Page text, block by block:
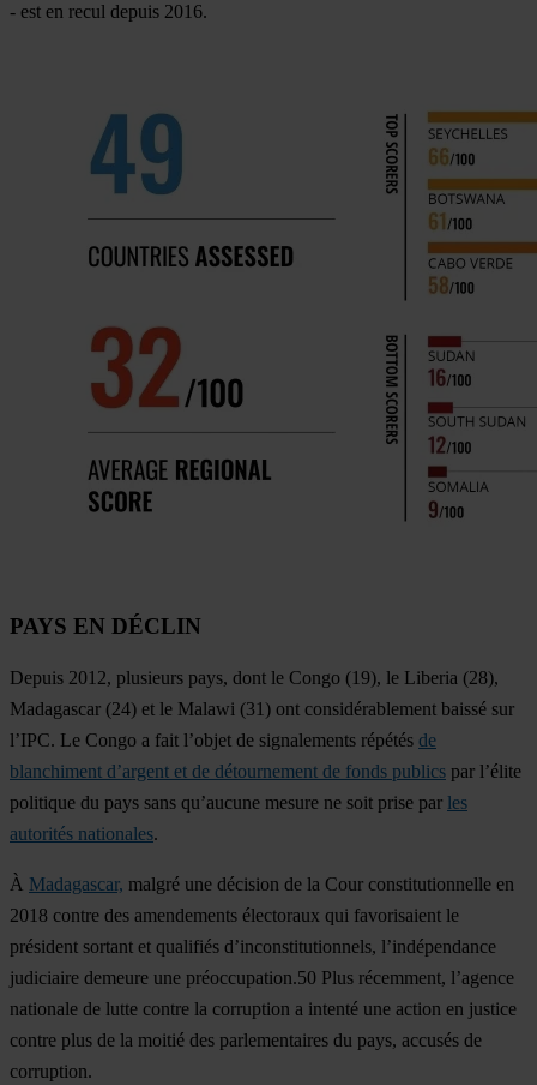
- est en recul depuis 2016.
PAYS EN DÉCLIN
Depuis 2012, plusieurs pays, dont le Congo (19), le Liberia (28),
Madagascar (24) et le Malawi (31) ont considérablement baissé sur
l’IPC. Le Congo a fait l’objet de signalements répétés de
blanchiment d’argent et de détournement de fonds publics par l’élite
politique du pays sans qu’aucune mesure ne soit prise par les
autorités nationales.
À Madagascar, malgré une décision de la Cour constitutionnelle en
2018 contre des amendements électoraux qui favorisaient le
président sortant et qualifiés d’inconstitutionnels, l’indépendance
judiciaire demeure une préoccupation.50 Plus récemment, l’agence
nationale de lutte contre la corruption a intenté une action en justice
contre plus de la moitié des parlementaires du pays, accusés de
corruption.